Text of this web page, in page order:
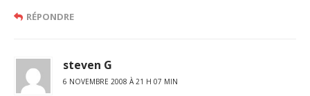
RÉPONDRE
steven G
6 NOVEMBRE 2008 À 21 H 07 MIN